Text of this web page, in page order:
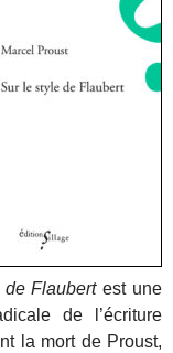
Flaubertest une
de l’écriture
la mort de Proust,